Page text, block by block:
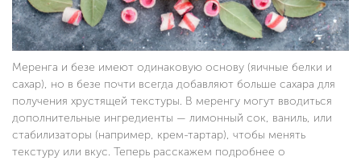
Меренга и безе имеют одинаковую основу (яичные белки и
сахар), но в безе почти всегда добавляют больше сахара для
получения хрустящей текстуры. В меренгу могут вводиться
дополнительные ингредиенты — лимонный сок, ваниль, или
стабилизаторы (например, крем-тартар), чтобы менять
текстуру или вкус. Теперь расскажем подробнее о